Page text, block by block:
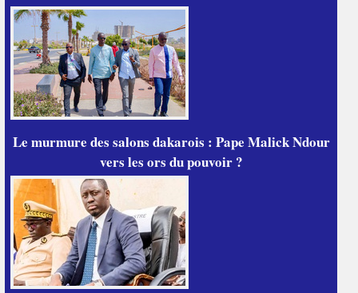
Le murmure des salons dakarois : Pape Malick Ndour
vers les ors du pouvoir ?